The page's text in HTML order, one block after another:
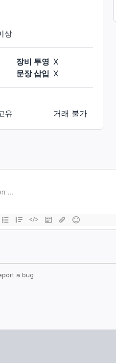
상
장비 투영 X
문장 삽입 X
거래 불가
유